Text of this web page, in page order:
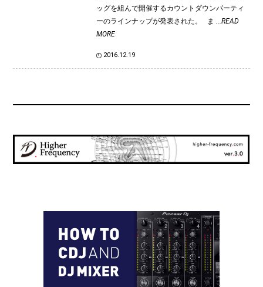
ッグを組んで開催するカウントダウンパーティ
ーのラインナップが発表された。 ま
...READ
MORE
2016.12.19